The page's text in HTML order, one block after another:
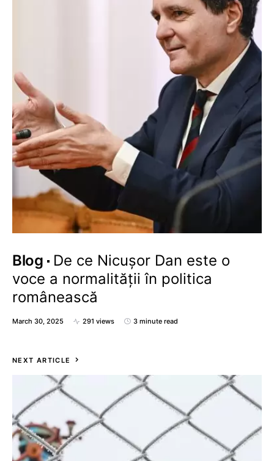
Blog
De ce Nicușor Dan este o
voce a normalității în politica
românească
March 30, 2025 291 views 3 minute read
NEXT ARTICLE